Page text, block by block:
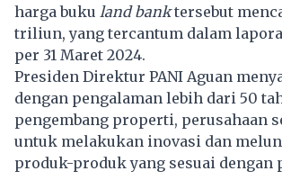
harga buku land banktersebut
triliun, yang tercantum dalam
per 31 Maret 2024.
Presiden Direktur PANI Aguan
dengan pengalaman lebih dari 50
pengembang properti, perusahaan
untuk melakukan inovasi dan
produk-produk yang sesuai dengan